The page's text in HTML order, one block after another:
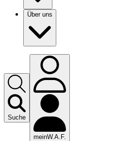
Über uns
Suche
meinW.A.F.